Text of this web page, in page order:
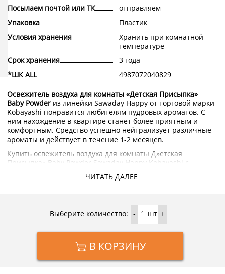
ЧИТАТЬ ДАЛЕЕ
Посылаем почтой или ТК
отправляем
Упаковка
Пластик
Условия хранения
Хранить при комнатной
температуре
Срок хранения
3 года
*ШК ALL
4987072040829
Освежитель воздуха для комнаты «Детская Присыпка»
Baby Powder из линейки Sawaday Happy от торговой марки
Kobayashi понравится любителям пудровых ароматов. С
ним нахождение в квартире станет более приятным и
комфортным. Средство успешно нейтрализует различные
ароматы и действует в течение 1-2 месяцев.
Купить освежитель воздуха для комнаты Д»етская
Присыпка» Baby Powder Sawaday Happy Kobayashi с
интернет-магазине KorShop.ru.
Выберите количество: - шт +
В КОРЗИНУ